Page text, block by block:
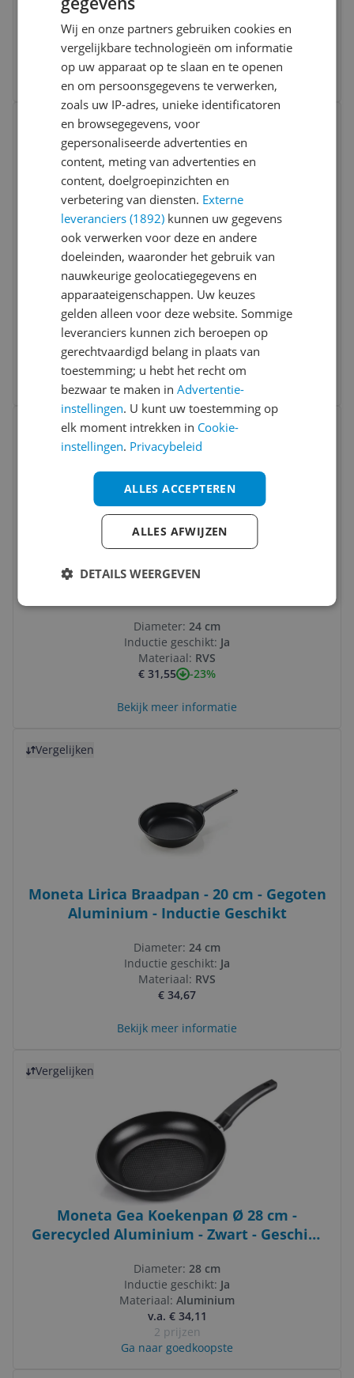
Materiaal: Aluminium
€ 22,82
-1%
Bekijk meer informatie
Vergelijken
Moneta Etnea - Pan - 240 mm - Zwart
Diameter:24 cm
Inductie geschikt:Ja
Materiaal: RVS
€ 16,25
-40%
Bekijk meer informatie
Bekijk product
Vergelijken
Moneta 0009074328 Wok/roerbakpan 280
Diameter: 24 cm
Inductie geschikt: Ja
Materiaal: RVS
€ 31,55
-23%
Bekijk meer informatie
Bekijk product
Vergelijken
Moneta Lirica Braadpan - 20 cm - Gegoten
Aluminium - Inductie Geschikt
Diameter: 24 cm
Inductie geschikt: Ja
Materiaal: RVS
€ 34,67
Bekijk meer informatie
Vergelijken
Moneta Gea Koekenpan Ø 28 cm -
Gerecycled Aluminium - Zwart - Geschikt
Diameter: 28 cm
Inductie geschikt: Ja
Materiaal: Aluminium
v.a. € 34,11
2 prijzen
Ga naar goedkoopste
Wij en onze partners gebruiken cookies en
vergelijkbare technologieën om informatie
op uw apparaat op te slaan en te openen
en om persoonsgegevens te verwerken,
zoals uw IP-adres, unieke identificatoren
en browsegegevens, voor
gepersonaliseerde advertenties en
content, meting van advertenties en
content, doelgroepinzichten en
verbetering van diensten. Externe
leveranciers (1892) kunnen uw gegevens
ook verwerken voor deze en andere
doeleinden, waaronder het gebruik van
nauwkeurige geolocatiegegevens en
apparaateigenschappen. Uw keuzes
gelden alleen voor deze website. Sommige
leveranciers kunnen zich beroepen op
gerechtvaardigd belang in plaats van
toestemming; u hebt het recht om
bezwaar te maken inAdvertentie-
instellingen. U kunt uw toestemming op
elk moment intrekken in Cookie-
instellingen. Privacybeleid
ALLES ACCEPTEREN
ALLES AFWIJZEN
DETAILS WEERGEVEN